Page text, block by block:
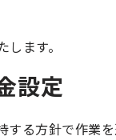
ます。
設定
る方針で作業